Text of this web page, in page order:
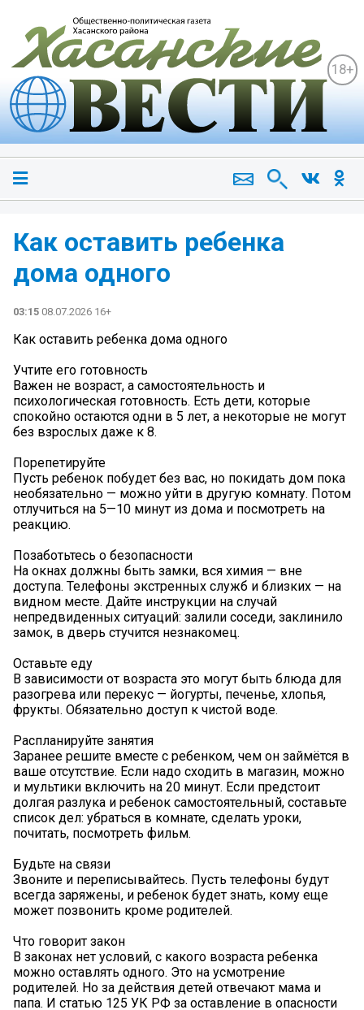
18+
Как оставить ребенка
дома одного
03:15 08.07.2026 16+
Как оставить ребенка дома одного
Учтите его готовность
Важен не возраст, а самостоятельность и
психологическая готовность. Есть дети, которые
спокойно остаются одни в 5 лет, а некоторые не могут
без взрослых даже к 8.
Порепетируйте
Пусть ребенок побудет без вас, но покидать дом пока
необязательно — можно уйти в другую комнату. Потом
отлучиться на 5—10 минут из дома и посмотреть на
реакцию.
Позаботьтесь о безопасности
На окнах должны быть замки, вся химия — вне
доступа. Телефоны экстренных служб и близких — на
видном месте. Дайте инструкции на случай
непредвиденных ситуаций: залили соседи, заклинило
замок, в дверь стучится незнакомец.
Оставьте еду
В зависимости от возраста это могут быть блюда для
разогрева или перекус — йогурты, печенье, хлопья,
фрукты. Обязательно доступ к чистой воде.
Распланируйте занятия
Заранее решите вместе с ребенком, чем он займётся в
ваше отсутствие. Если надо сходить в магазин, можно
и мультики включить на 20 минут. Если предстоит
долгая разлука и ребенок самостоятельный, составьте
список дел: убраться в комнате, сделать уроки,
почитать, посмотреть фильм.
Будьте на связи
Звоните и переписывайтесь. Пусть телефоны будут
всегда заряжены, и ребенок будет знать, кому еще
может позвонить кроме родителей.
Что говорит закон
В законах нет условий, с какого возраста ребенка
можно оставлять одного. Это на усмотрение
родителей. Но за действия детей отвечают мама и
папа. И статью 125 УК РФ за оставление в опасности